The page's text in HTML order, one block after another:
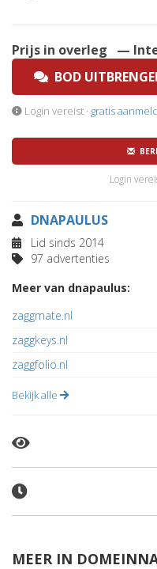
Prijs in overleg
—
BOD
Login vereist · gratis
Login
DNAPAULUS
Lid sinds 2014
97 advertenties
Meer van dnapaulus:
zaggmate.nl
zaggkeys.nl
zaggfolio.nl
Bekijk alle
MEER IN